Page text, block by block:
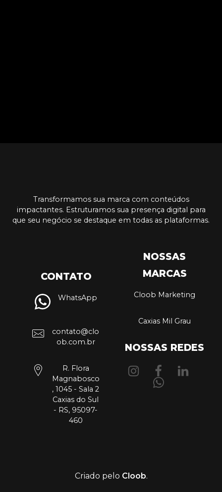
Transformamos sua marca com conteúdos
impactantes. Estruturamos sua presença digital para
que seu negócio se destaque em todas as plataformas.
CONTATO
WhatsApp
contato@clo
ob.com.br
R. Flora
Magnabosco
, 1045 - Sala 2
Caxias do Sul
- RS, 95097-
460
NOSSAS
MARCAS
Cloob Marketing
Caxias Mil Grau
NOSSAS REDES
Criado pelo Cloob.